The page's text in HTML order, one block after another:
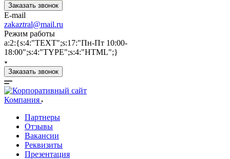
Заказать звонок
E-mail
zakaztral@mail.ru
Режим работы
a:2:{s:4:"TEXT";s:17:"Пн-Пт 10:00-
18:00";s:4:"TYPE";s:4:"HTML";}
Заказать звонок
Компания
Партнеры
Отзывы
Вакансии
Реквизиты
Презентация